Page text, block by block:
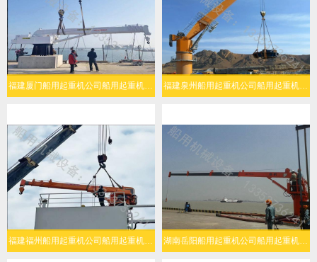
福建厦门船用起重机公司船用起重机人机协同简易操作 福建泉州船用起重机公司船用起重机复杂海况稳定作业
福建福州船用起重机公司船用起重机多场景灵活适配 湖南岳阳船用起重机公司船用起重机高效作业